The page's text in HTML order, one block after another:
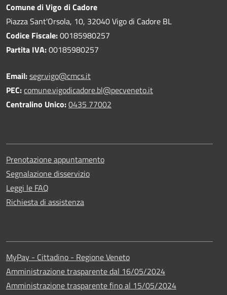
Comune di Vigo di Cadore
Piazza Sant'Orsola, 10, 32040 Vigo di Cadore BL
Codice Fiscale:00185980257
Partita IVA:00185980257
Email:segr.vigo@cmcs.it
PEC:comune.vigodicadore.bl@pecveneto.it
Centralino Unico:0435 77002
Prenotazione appuntamento
Segnalazione disservizio
Leggi le FAQ
Richiesta di assistenza
MyPay - Cittadino - Regione Veneto
Amministrazione trasparente dal 16/05/2024
Amministrazione trasparente fino al 15/05/2024